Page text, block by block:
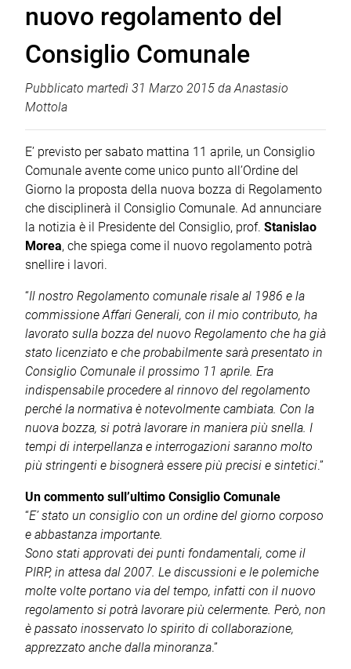
nuovo regolamento del
Consiglio Comunale
Pubblicato martedì 31 Marzo 2015 daAnastasio
Mottola
E’ previsto per sabato mattina 11 aprile, un Consiglio
Comunale avente come unico punto all’Ordine del
Giorno la proposta della nuova bozza di Regolamento
che disciplinerà il Consiglio Comunale. Ad annunciare
la notizia è il Presidente del Consiglio, prof. Stanislao
Morea, che spiega come il nuovo regolamento potrà
snellire i lavori.
“Il nostro Regolamento comunale risale al 1986 e la
commissione Affari Generali, con il mio contributo, ha
lavorato sulla bozza del nuovo Regolamento che ha già
stato licenziato e che probabilmente sarà presentato in
Consiglio Comunale il prossimo 11 aprile. Era
indispensabile procedere al rinnovo del regolamento
perché la normativa è notevolmente cambiata. Con la
nuova bozza, si potrà lavorare in maniera più snella. I
tempi di interpellanza e interrogazioni saranno molto
più stringenti e bisognerà essere più precisi e sintetici.”
Un commento sull’ultimo Consiglio Comunale
“E’ stato un consiglio con un ordine del giorno corposo
e abbastanza importante.
Sono stati approvati dei punti fondamentali, come il
PIRP, in attesa dal 2007. Le discussioni e le polemiche
molte volte portano via del tempo, infatti con il nuovo
regolamento si potrà lavorare più celermente. Però, non
è passato inosservato lo spirito di collaborazione,
apprezzato anche dalla minoranza.”